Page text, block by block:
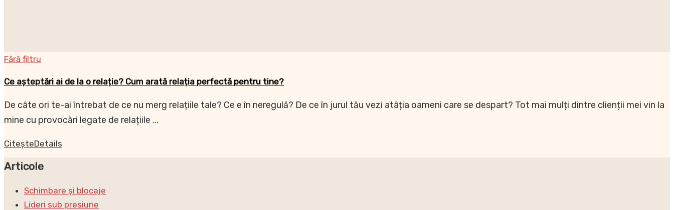
Fără filtru
Ce așteptări ai de la o relație? Cum arată relația perfectă pentru tine?
De câte ori te-ai întrebat de ce nu merg relațiile tale? Ce e în neregulă? De ce în jurul tău vezi atâția oameni care se despart? Tot mai mulți dintre clienții mei vin la
mine cu provocări legate de relațiile ...
CiteșteDetails
Articole
Schimbare și blocaje
Lideri sub presiune